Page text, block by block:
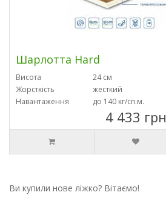
Шарлотта Hard
Висота
24 см
Жорсткість
жесткий
Навантаження
до 140 кг/сп.м.
4 433 грн
Ви купили нове ліжко? Вітаємо!